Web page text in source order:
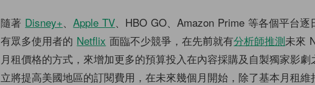
隨著 Disney+ 、Apple TV 、HBO GO、Amazon Prime 等各個平台
有眾多使用者的 Netflix 面臨不少競爭，在先前就有分析師推測未來
月租價格的方式，來增加更多的預算投入在內容採購及自製獨家影
立將提高美國地區的訂閱費用，在未來幾個月開始，除了基本月租